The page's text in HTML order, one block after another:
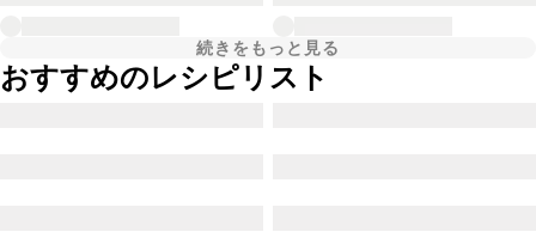
続きをもっと見る
おすすめのレシピリスト